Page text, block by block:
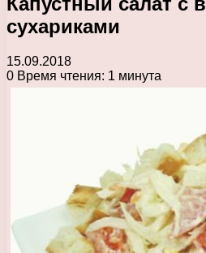
сухариками
15.09.2018
0 Время чтения: 1 минута